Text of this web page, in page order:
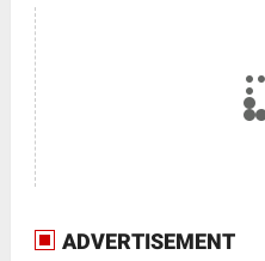
ADVERTISEMENT